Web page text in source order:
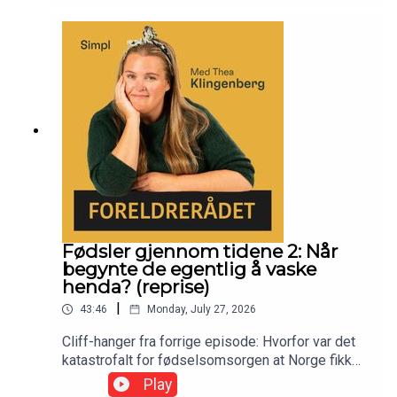
Fødsler gjennom tidene 2: Når
begynte de egentlig å vaske
henda? (reprise)
43:46 Monday, July 27, 2026
Cliff-hanger fra forrige episode: Hvorfor var det
katastrofalt for fødselsomsorgen at Norge fikk
sitt eget universitet? Torgrim Sørnes, pensjonert
Play